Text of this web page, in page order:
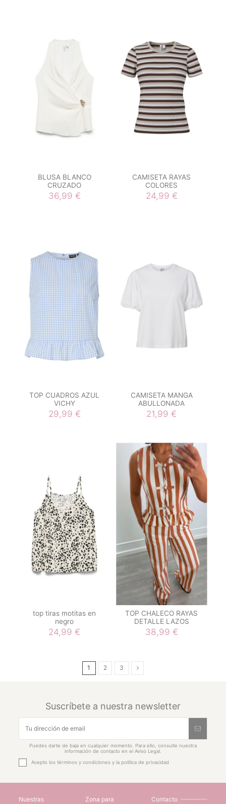
BLUSA BLANCO
CRUZADO
36,99 €
CAMISETA RAYAS
COLORES
24,99 €
TOP CUADROS AZUL
VICHY
29,99 €
CAMISETA MANGA
ABULLONADA
21,99 €
top tiras motitas en
negro
24,99 €
TOP CHALECO RAYAS
DETALLE LAZOS
38,99 €
1 2 3
Suscríbete a nuestra newsletter
Puedes darte de baja en cualquier momento. Para ello, consulte nuestra
información de contacto en el Aviso Legal.
Acepto lostérminos y condiciones y lapolítica de privacidad
Nuestras
Zona para
Contacto